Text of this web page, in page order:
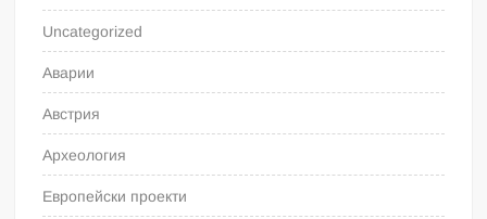
Uncategorized
Аварии
Австрия
Археология
Европейски проекти